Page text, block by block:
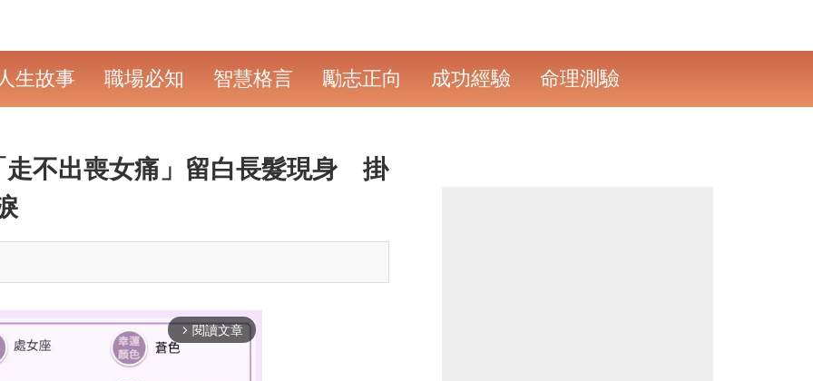
生故事 職場必知 智慧格言 勵志正向 成功經驗 命理測驗
走不出喪女痛」留白長髮現身 掛
arrow_forward_ios 閱讀文章